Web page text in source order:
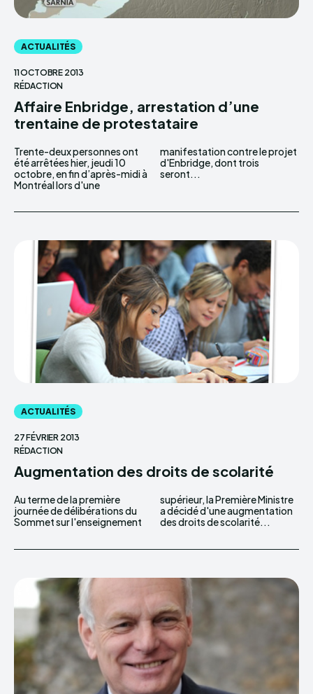
ACTUALITÉS
11 OCTOBRE 2013
RÉDACTION
Affaire Enbridge, arrestation d’une
trentaine de protestataire
Trente-deux personnes ont
été arrêtées hier, jeudi 10
octobre, en fin d’après-midi à
Montréal lors d'une
manifestation contre le projet
d'Enbridge, dont trois
seront...
ACTUALITÉS
27 FÉVRIER 2013
RÉDACTION
Augmentation des droits de scolarité
Au terme de la première
journée de délibérations du
Sommet sur l'enseignement
supérieur, la Première Ministre
a décidé d'une augmentation
des droits de scolarité...